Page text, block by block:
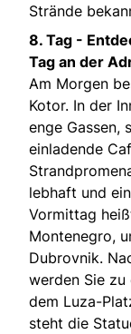
Strände
8. Tag -
Tag an der
Am Morgen
Kotor. In der
enge Gassen,
einladende
lebhaft und
Vormittag
Montenegro,
Dubrovnik.
werden Sie
dem Luza-
steht die